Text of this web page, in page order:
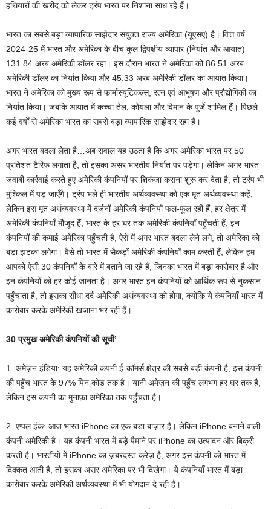
हथियारों की खरीद को लेकर ट्रंप भारत पर निशाना साध रहे हैं।
भारत का सबसे बड़ा व्यापारिक साझेदार संयुक्त राज्य अमेरिका (यूएसए) है। वित्त वर्ष
2024-25 में भारत और अमेरिका के बीच कुल द्विपक्षीय व्यापार (निर्यात और आयात)
131.84 अरब अमेरिकी डॉलर रहा। इस दौरान भारत ने अमेरिका को 86.51 अरब
अमेरिकी डॉलर का निर्यात किया और 45.33 अरब अमेरिकी डॉलर का आयात किया।
भारत ने अमेरिका को मुख्य रूप से फार्मास्यूटिकल्स, रत्न एवं आभूषण और प्रौद्योगिकी का
निर्यात किया। जबकि आयात में कच्चा तेल, कोयला और विमान के पुर्जे शामिल हैं। पिछले
कई वर्षों से अमेरिका भारत का सबसे बड़ा व्यापारिक साझेदार रहा है।
अगर भारत बदला लेता है…अब सवाल यह उठता है कि अगर अमेरिका भारत पर 50
प्रतिशत टैरिफ लगाता है, तो इसका असर भारतीय निर्यात पर पड़ेगा। लेकिन अगर भारत
जवाबी कार्रवाई करते हुए अमेरिकी कंपनियों पर शिकंजा कसना शुरू कर देता है, तो ट्रंप भी
मुश्किल में पड़ जाएँगे। ट्रंप भले ही भारतीय अर्थव्यवस्था को एक मृत अर्थव्यवस्था कहें,
लेकिन इस मृत अर्थव्यवस्था में दर्जनों अमेरिकी कंपनियाँ फल-फूल रही हैं, हर क्षेत्र में
अमेरिकी कंपनियाँ मौजूद हैं, भारत के हर घर तक अमेरिकी कंपनियाँ पहुँचती हैं, इन
कंपनियों की कमाई अमेरिका पहुँचती है, ऐसे में अगर भारत बदला लेने लगे, तो अमेरिका को
बड़ा झटका लगेगा। वैसे तो भारत में सैकड़ों अमेरिकी कंपनियाँ काम करती हैं, लेकिन हम
आपको ऐसी 30 कंपनियों के बारे में बताने जा रहे हैं, जिनका भारत में बड़ा कारोबार है और
इन कंपनियों को हर कोई जानता है। अगर भारत इन कंपनियों को आर्थिक रूप से नुकसान
पहुँचाता है, तो इसका सीधा दर्द अमेरिकी अर्थव्यवस्था को होगा, क्योंकि ये कंपनियाँ भारत में
कारोबार करके अमेरिकी खजाना भर रही हैं।
30 प्रमुख अमेरिकी कंपनियों की सूची’
1. अमेज़न इंडिया: यह अमेरिकी कंपनी ई-कॉमर्स क्षेत्र की सबसे बड़ी कंपनी है, इस कंपनी
की पहुँच भारत के 97% पिन कोड तक है। यानी अमेज़न की पहुँच लगभग हर घर तक है,
लेकिन इस कंपनी का मुनाफ़ा अमेरिका तक पहुँचता है।
2. एप्पल इंक: आज भारत iPhone का एक बड़ा बाज़ार है। लेकिन iPhone बनाने वाली
कंपनी अमेरिकी है। यह कंपनी भारत में बड़े पैमाने पर iPhone का उत्पादन और बिक्री
करती है। भारतीयों में iPhone का ज़बरदस्त क्रेज़ है, अगर इस कंपनी को भारत में
दिक्कत आती है, तो इसका असर अमेरिका पर भी दिखेगा। ये कंपनियाँ भारत में बड़ा
कारोबार करके अमेरिकी अर्थव्यवस्था में भी योगदान दे रही हैं।